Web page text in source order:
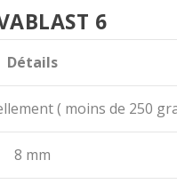
6
Détails
( moins de 250
8 mm